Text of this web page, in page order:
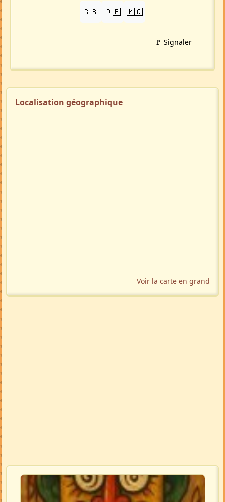
🇬🇧 🇩🇪 🇲🇬
🚩 Signaler
Localisation géographique
Voir la carte en grand